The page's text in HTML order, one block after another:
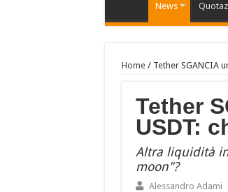
News
Home/ Tether SGANCIA
Tether
USDT:
Altra liquidità
moon"?
Alessandro Adami